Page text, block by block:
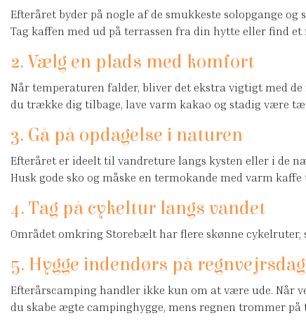
Efteråret byder på nogle af de smukkeste solopgange
Tag kaffen med ud på terrassen fra din hytte eller find
2. Vælg en plads med komfort
Når temperaturen falder, bliver det ekstra vigtigt med
du trække dig tilbage, lave varm kakao og stadig være
3. Gå på opdagelse i naturen
Efteråret er ideelt til vandreture langs kysten eller i de
Husk gode sko og måske en termokande med varm kaffe
4. Tag på cykeltur langs vandet
Området omkring Storebælt har flere skønne cykelruter,
5. Hygge indendørs på
Efterårscamping handler ikke kun om at være ude. Når
du skabe ægte campinghygge, mens regnen trommer på